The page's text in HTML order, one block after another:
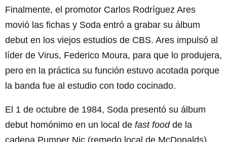
Finalmente, el promotor Carlos Rodríguez Ares
movió las fichas y Soda entró a grabar su álbum
debut en los viejos estudios de CBS. Ares impulsó al
líder de Virus, Federico Moura, para que lo produjera,
pero en la práctica su función estuvo acotada porque
la banda fue al estudio con todo cocinado.
El 1 de octubre de 1984, Soda presentó su álbum
debut homónimo en un local de fast food de la
cadena Pumper Nic (remedo local de McDonalds).